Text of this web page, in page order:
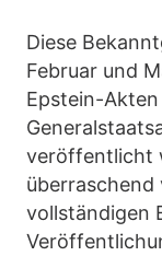
Diese
Februar und
Epstein-
veröffentlicht
überraschend
vollständigen